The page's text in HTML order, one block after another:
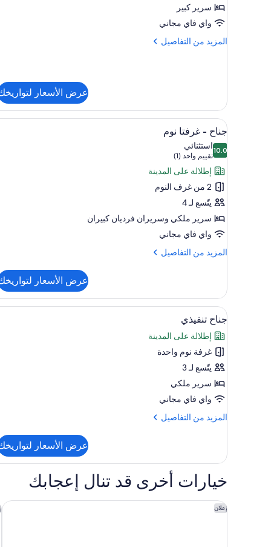
سرير كبير
واي فاي مجاني
المزيد من التفاصيل
المزيد
عرض الأسعار
استعراض
جميع
صور
جناح
-
غرفتا
نوم
خزنة داخل الغرفة ومساحة عمل
6
جناح - غرفتا نوم
10.010.0 من 10
استثنائي
تقييم واحد (1)
(تقييم
واحد
(1))
إطلالة على المدينة
2 من غرف النوم
يتّسع لـ 4
سرير ملكي‫‬ وسريران فرديان كبيران
واي فاي مجاني
المزيد من التفاصيل
المزيد
جناح
غرفتا
عرض الأسعار
استعراض
جميع
صور
جناح
تنفيذي
خزنة داخل الغرفة ومساحة عمل
5
جناح تنفيذي
إطلالة على المدينة
غرفة نوم واحدة
يتّسع لـ 3
سرير ملكي
واي فاي مجاني
المزيد من التفاصيل
المزيد
جناح
تنفيذي
عرض الأسعار
خيارات أخرى قد تنال إعجابك
إعلان
ميريديان المدينة المنورة